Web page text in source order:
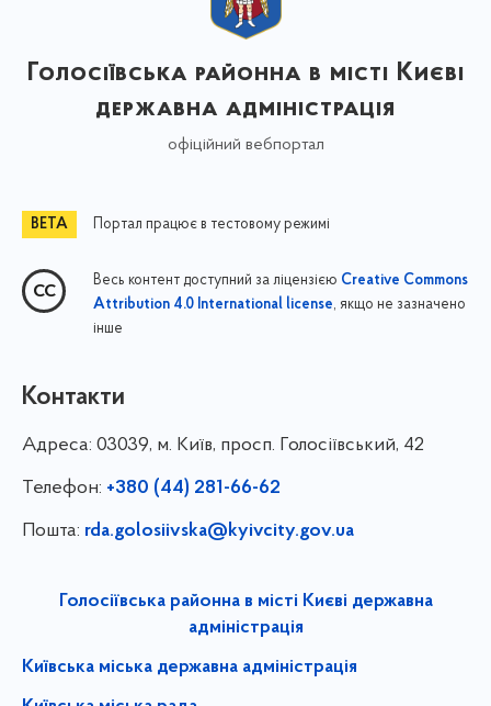
Голосіївська районна в місті Києві
державна адміністрація
офіційний вебпортал
Портал працює в тестовому режимі
Весь контент доступний за ліцензією Creative Commons
Attribution 4.0 International license, якщо не зазначено
інше
Контакти
Адреса: 03039, м. Київ, просп. Голосіївський, 42
Телефон: +380 (44) 281-66-62
Пошта: rda.golosiivska@kyivcity.gov.ua
Голосіївська районна в місті Києві державна
адміністрація
Київська міська державна адміністрація